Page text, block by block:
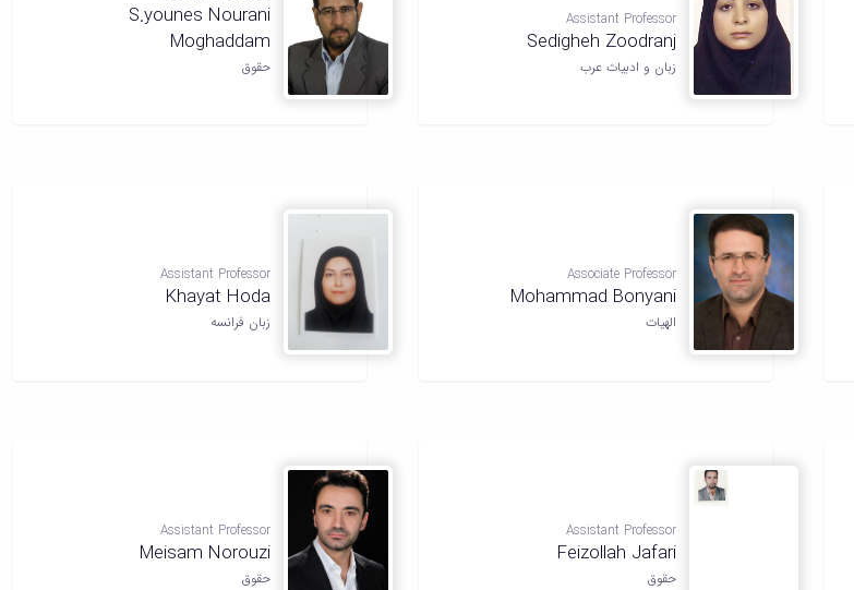
Assistant Professor
Sedigheh Zoodranj
زبان و ادبیات عرب
S.younes Nourani
Moghaddam
حقوق
Associate Professor
Mohammad Bonyani
الهیات
Assistant Professor
Khayat Hoda
زبان فرانسه
Assistant Professor
Feizollah Jafari
حقوق
Assistant Professor
Meisam Norouzi
حقوق